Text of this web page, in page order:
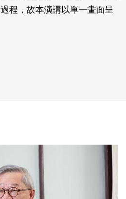
程，故本演講以單一畫面呈